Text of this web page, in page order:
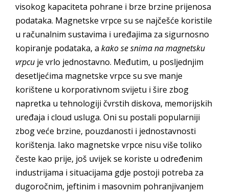
visokog kapaciteta pohrane i brze brzine prijenosa
podataka. Magnetske vrpce su se najčešće koristile
u računalnim sustavima i uređajima za sigurnosno
kopiranje podataka, a kako se snima na magnetsku
vrpcu je vrlo jednostavno. Međutim, u posljednjim
desetljećima magnetske vrpce su sve manje
korištene u korporativnom svijetu i šire zbog
napretka u tehnologiji čvrstih diskova, memorijskih
uređaja i cloud usluga. Oni su postali popularniji
zbog veće brzine, pouzdanosti i jednostavnosti
korištenja. Iako magnetske vrpce nisu više toliko
česte kao prije, još uvijek se koriste u određenim
industrijama i situacijama gdje postoji potreba za
dugoročnim, jeftinim i masovnim pohranjivanjem